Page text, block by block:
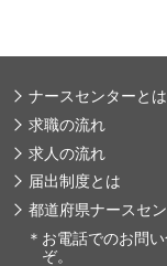
ナースセンターとは
求職の流れ
求人の流れ
届出制度とは
都道府県ナースセ
＊ お電話でのお問
ぞ。